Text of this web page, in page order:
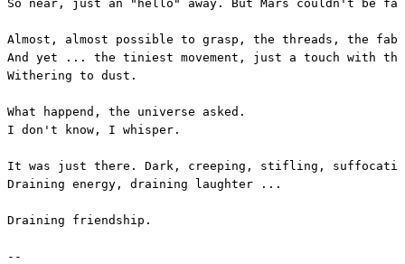
So near, just an "hello" away. But Mars couldn't be
Almost, almost possible to grasp, the threads, the
And yet ... the tiniest movement, just a touch with
Withering to dust.
What happend, the universe asked.
I don't know, I whisper.
It was just there. Dark, creeping, stifling,
Draining energy, draining laughter ...
Draining friendship.
--